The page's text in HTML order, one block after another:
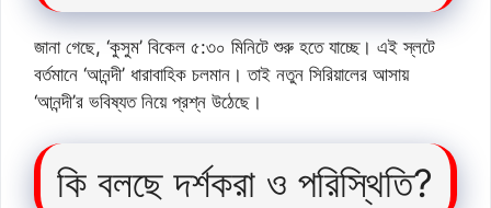
জানা গেছে, ‘কুসুম’ বিকেল ৫:৩০ মিনিটে শুরু হতে যাচ্ছে। এই স্লটে
বর্তমানে ‘আনন্দী’ ধারাবাহিক চলমান। তাই নতুন সিরিয়ালের আসায়
‘আনন্দী’র ভবিষ্যত নিয়ে প্রশ্ন উঠেছে।
কি বলছে দর্শকরা ও পরিস্থিতি?